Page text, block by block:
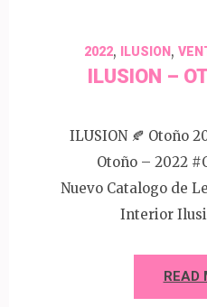
2022, ILUSION ,
ILUSION –
ILUSION 🍂 Otoño
Otoño – 2022
Nuevo Catalogo de
Interior
READ